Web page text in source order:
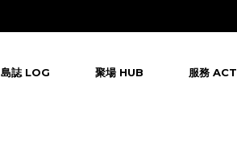
島誌 LOG 聚場 HUB 服務 ACT